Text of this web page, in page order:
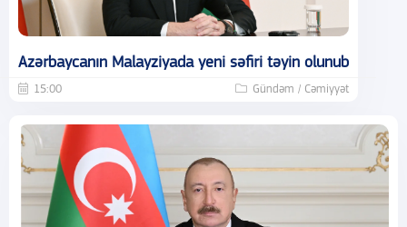
Azərbaycanın Malayziyada yeni səfiri təyin olunub
15:00 Gündəm / Cəmiyyət